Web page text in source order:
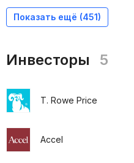
Показать ещё (451)
Инвесторы 5
T. Rowe Price
Accel